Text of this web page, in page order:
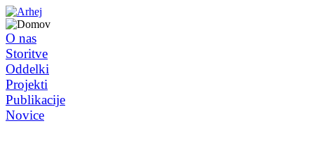
O nas
Storitve
Oddelki
Projekti
Publikacije
Novice